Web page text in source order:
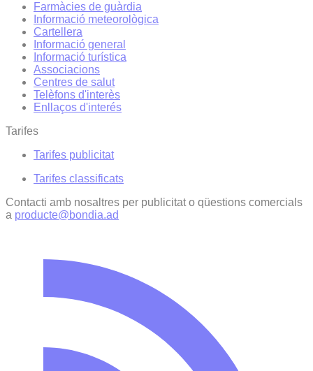
Farmàcies de guàrdia
Informació meteorològica
Cartellera
Informació general
Informació turística
Associacions
Centres de salut
Telèfons d'interès
Enllaços d'interés
Tarifes
Tarifes publicitat
Tarifes classificats
Contacti amb nosaltres per publicitat o qüestions comercials
a producte@bondia.ad